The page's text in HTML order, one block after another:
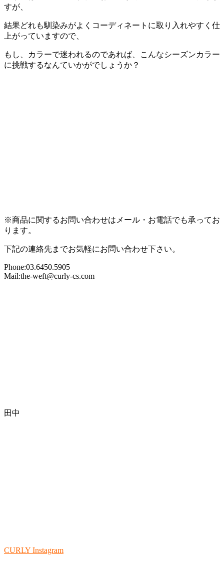
すが、
結果どれも馴染みがよくコーディネートに取り入れやすく仕
上がっていますので、
もし、カラーで迷われるのであれば、こんなシーズンカラー
に挑戦するなんていかがでしょうか？
※商品に関するお問い合わせはメール・お電話でも承ってお
ります。
下記の連絡先までお気軽にお問い合わせ下さい。
Phone:03.6450.5905
Mail:the-weft@curly-cs.com
田中
CURLY Instagram